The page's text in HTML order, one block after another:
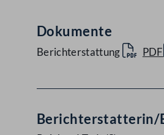
Dokumente
Berichterstattung PDF